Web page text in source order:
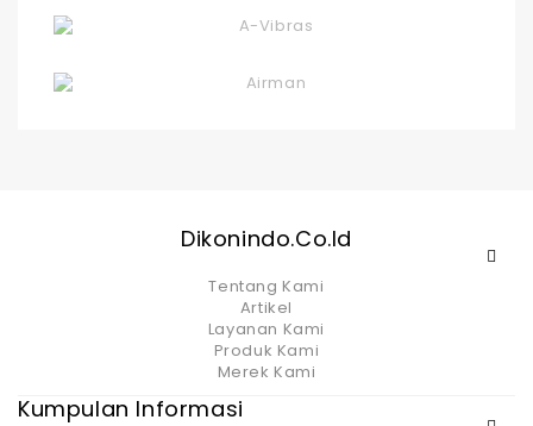
Dikonindo.co.id
Tentang Kami
Artikel
Layanan Kami
Produk Kami
Merek Kami
Kumpulan Informasi